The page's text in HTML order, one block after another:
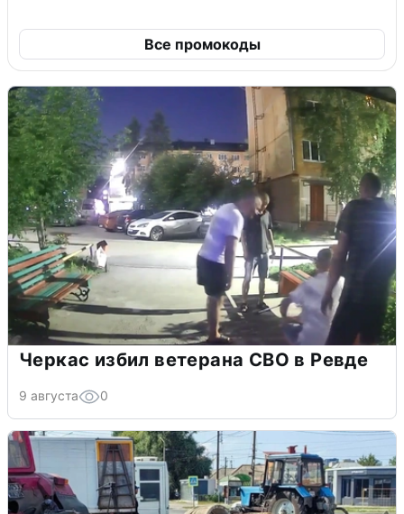
Все промокоды
Черкас избил ветерана СВО в Ревде
9 августа 0